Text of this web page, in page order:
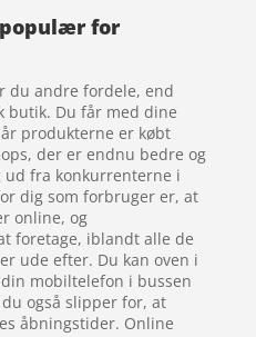
populær for
du andre fordele, end
butik. Du får med dine
produkterne er købt
der er endnu bedre og
ud fra konkurrenterne i
dig som forbruger er, at
online, og
foretage, iblandt alle de
ude efter. Du kan oven i
mobiltelefon i bussen
også slipper for, at
åbningstider. Online